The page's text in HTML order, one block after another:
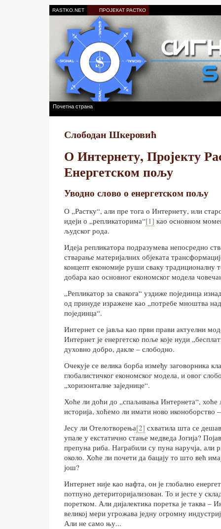
RASTKO.NET ПРОЈЕКАТ РАСТКО
Почетна страна
Слободан Шкеровић
О Интернету, Пројекту
Енергетском пољу
Уводно слово о енергетском пољу
О „Растку“, али пре тога о Интернету, или
идеји о „репликаторима“[1] као основном
људског рода.
Идеја репликатора подразумева непосредно
стварање материјалних објеката
концепт економије руши сваку традиционалну
добара као основног економског модела
„Репликатор за свакога“ уздиже појединца
од принуде изражене као „потребе мноштва
појединца“.
Интернет се јавља као први прави актуелни
Интернет је енергетско поље које нуди
духовно добро, дакле – слободно.
Очекује се велика борба између заговорника
глобалистичког економског модела, и овог
„хоризонталне заједнице“.
Хоће ли доћи до „спаљивања Интернета“, хоће
историја, хоћемо ли имати ново иконоборство
Јесу ли Отелотворења[2] схватила шта се
упале у екстатично стање медведа Јогија?
препуна риба. Награбили су пуна наручја, али
около. Хоће ли почети да бацају то што већ
још?
Интернет није као нафта, он је глобално
потпуно детериторијализован. То и јесте у
поретком. Али дијалектика поретка је таква –
великој мери угрожава једну огромну
Али не само њу...